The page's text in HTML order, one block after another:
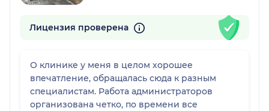
Лицензия проверена
О клинике у меня в целом хорошее
впечатление, обращалась сюда к разным
специалистам. Работа администраторов
организована четко, по времени все